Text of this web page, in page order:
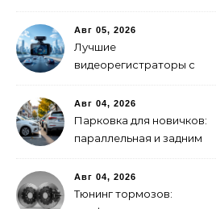
выбрать
Авг 05, 2026
Лучшие
видеорегистраторы с
2026 года
Авг 04, 2026
Парковка для новичков:
параллельная и задним
Авг 04, 2026
Тюнинг тормозов: